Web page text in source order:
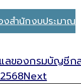
งสำนักงบประมาณ
ลของกรมบัญชี
Next